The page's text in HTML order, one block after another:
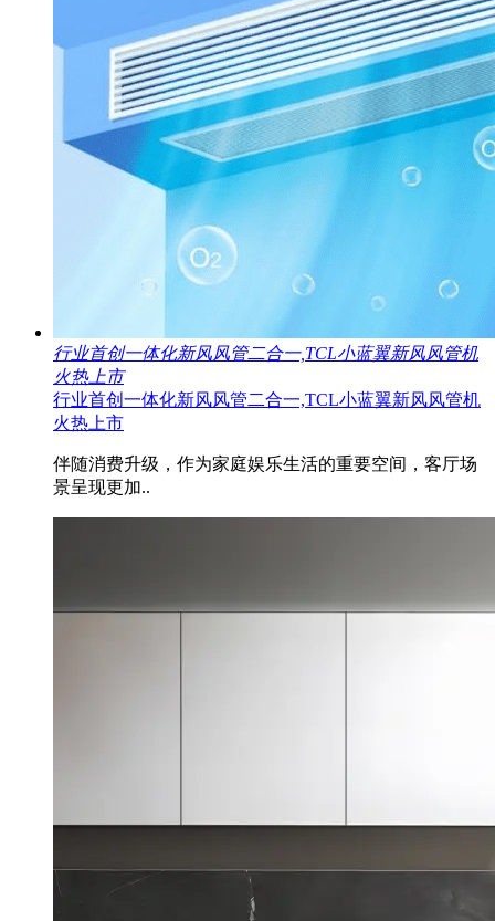
行业首创一体化新风风管二合一,TCL小蓝翼新风风管机
火热上市
行业首创一体化新风风管二合一,TCL小蓝翼新风风管机
火热上市
伴随消费升级，作为家庭娱乐生活的重要空间，客厅场
景呈现更加..